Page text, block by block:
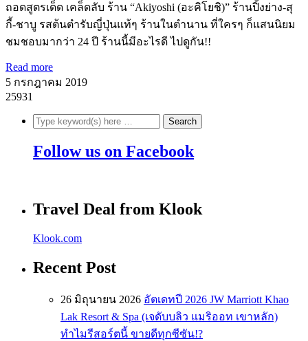
ถอดสูตรเด็ด เคล็ดลับ ร้าน “Akiyoshi (อะคิโยชิ)” ร้านปิ้งย่าง-สุ
กี้-ชาบู รสต้นตำรับญี่ปุ่นแท้ๆ ร้านในตำนาน ที่ใครๆ ก็แสนนิยม
ชมชอบมากว่า 24 ปี ร้านนี้มีอะไรดี ไปดูกัน!!
Read more
5 กรกฎาคม 2019
25931
Follow us on Facebook
Travel Deal from Klook
Klook.com
Recent Post
26 มิถุนายน 2026 อัตเดทปี 2026 JW Marriott Khao
Lak Resort & Spa (เจดับบลิว แมริออท เขาหลัก)
ทำไมรีสอร์ตนี้ ขายดีทุกซีซัน!?